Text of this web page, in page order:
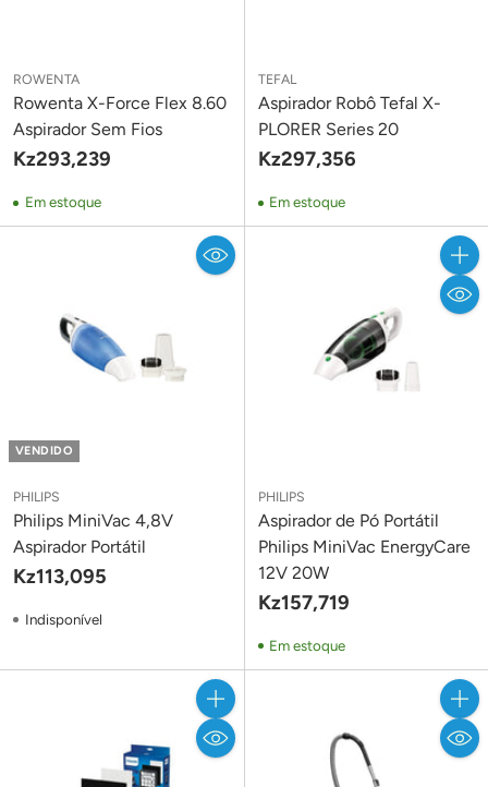
ROWENTA
Rowenta X-Force Flex 8.60
Aspirador Sem Fios
Kz293,239
Em estoque
TEFAL
Aspirador Robô Tefal X-
PLORER Series 20
Kz297,356
Em estoque
VENDIDO
PHILIPS
Philips MiniVac 4,8V
Aspirador Portátil
Kz113,095
Indisponível
PHILIPS
Aspirador de Pó Portátil
Philips MiniVac EnergyCare
12V 20W
Kz157,719
Em estoque
Quantidade